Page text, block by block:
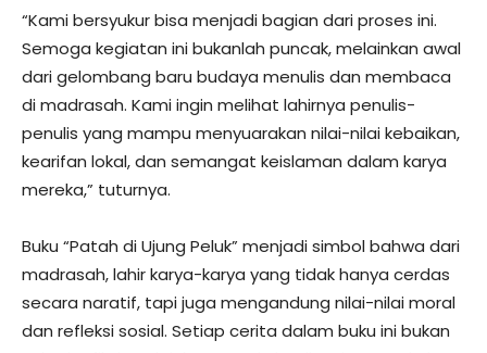
“Kami bersyukur bisa menjadi bagian dari proses ini.
Semoga kegiatan ini bukanlah puncak, melainkan awal
dari gelombang baru budaya menulis dan membaca
di madrasah. Kami ingin melihat lahirnya penulis-
penulis yang mampu menyuarakan nilai-nilai kebaikan,
kearifan lokal, dan semangat keislaman dalam karya
mereka,” tuturnya.
Buku “Patah di Ujung Peluk” menjadi simbol bahwa dari
madrasah, lahir karya-karya yang tidak hanya cerdas
secara naratif, tapi juga mengandung nilai-nilai moral
dan refleksi sosial. Setiap cerita dalam buku ini bukan